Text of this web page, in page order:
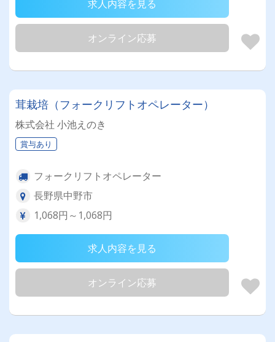
求人内容を見る
オンライン応募
茸栽培（フォークリフトオペレーター）
株式会社 小池えのき
賞与あり
フォークリフトオペレーター
長野県中野市
1,068円～1,068円
求人内容を見る
オンライン応募